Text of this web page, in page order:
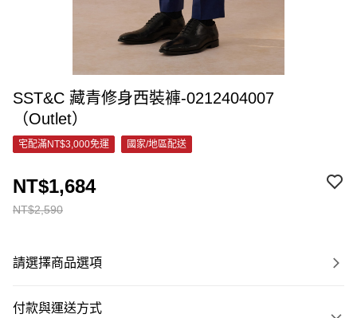
SST&C 藏青修身西裝褲-0212404007
（Outlet）
宅配滿NT$3,000免運 國家/地區配送
NT$2,590
NT$1,684
請選擇商品選項
付款與運送方式